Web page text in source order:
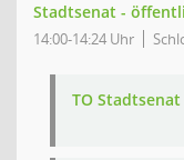
Stadtsenat -
14:00-14:24 Uhr
TO Stadtsenat